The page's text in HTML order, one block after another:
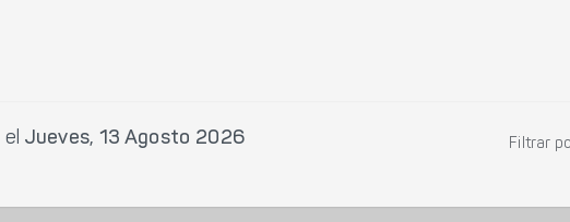
el Jueves, 13 Agosto 2026 Filtrar